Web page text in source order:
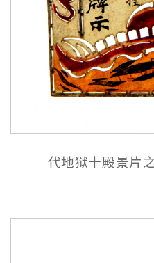
代地狱十殿景片